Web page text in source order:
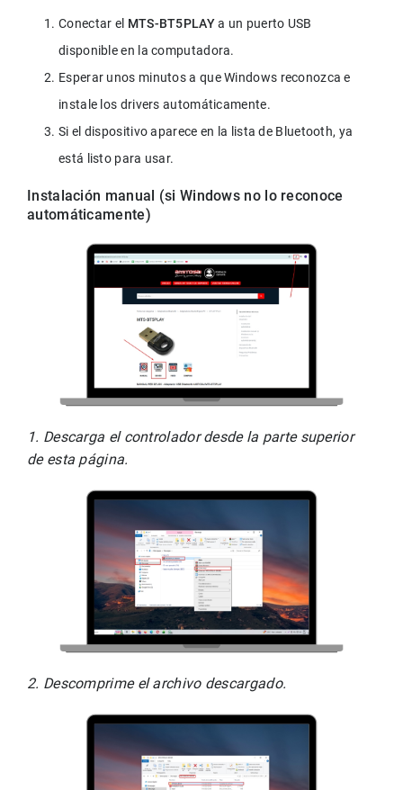
Conectar el MTS-BT5PLAY a un puerto USB
disponible en la computadora.
Esperar unos minutos a que Windows reconozca e
instale los drivers automáticamente.
Si el dispositivo aparece en la lista de Bluetooth, ya
está listo para usar.
Instalación manual (si Windows no lo reconoce
automáticamente)
1. Descarga el controlador desde la parte superior
de esta página.
2. Descomprime el archivo descargado.